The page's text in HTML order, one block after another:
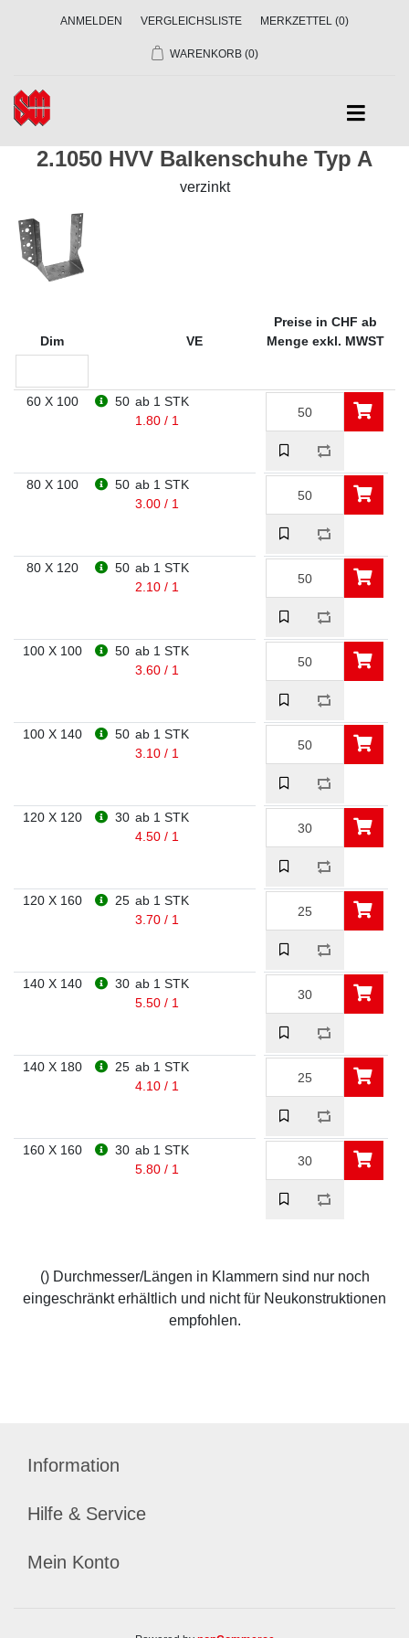
ANMELDEN VERGLEICHSLISTE MERKZETTEL (0)
WARENKORB (0)
2.1050 HVV Balkenschuhe Typ A
verzinkt
Dim VE
Preise in CHF ab
Menge exkl. MWST
60 X 100 50 ab 1 STK
1.80 / 1
80 X 100 50 ab 1 STK
3.00 / 1
80 X 120 50 ab 1 STK
2.10 / 1
100 X 100 50 ab 1 STK
3.60 / 1
100 X 140 50 ab 1 STK
3.10 / 1
120 X 120 30 ab 1 STK
4.50 / 1
120 X 160 25 ab 1 STK
3.70 / 1
140 X 140 30 ab 1 STK
5.50 / 1
140 X 180 25 ab 1 STK
4.10 / 1
160 X 160 30 ab 1 STK
5.80 / 1
() Durchmesser/Längen in Klammern sind nur noch
eingeschränkt erhältlich und nicht für Neukonstruktionen
empfohlen.
Information
Hilfe & Service
Mein Konto